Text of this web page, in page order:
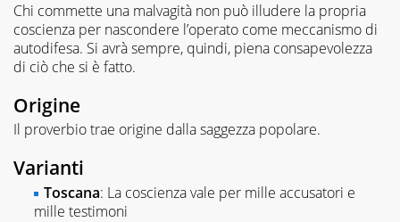
Chi commette una malvagità non può illudere la propria
coscienza per nascondere l’operato come meccanismo di
autodifesa. Si avrà sempre, quindi, piena consapevolezza
di ciò che si è fatto.
Origine
Il proverbio trae origine dalla saggezza popolare.
Varianti
Toscana: La coscienza vale per mille accusatori e
mille testimoni